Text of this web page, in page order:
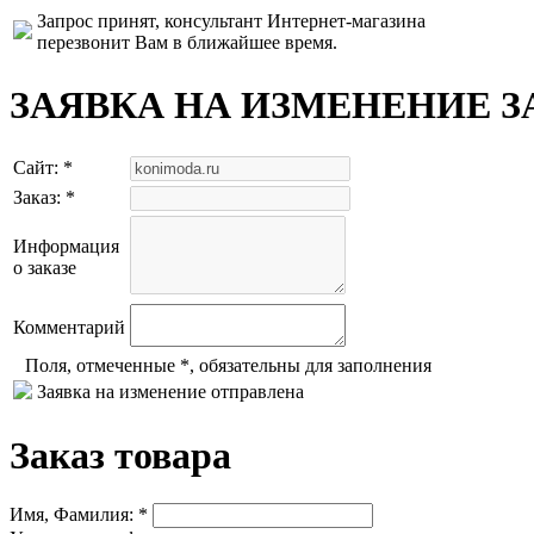
Запрос принят, консультант Интернет-магазина
перезвонит Вам в ближайшее время.
ЗАЯВКА НА ИЗМЕНЕНИЕ
Сайт: *
Заказ: *
Информация
о заказе
Комментарий
Поля, отмеченные *, обязательны для заполнения
Заявка на изменение отправлена
Заказ товара
Имя, Фамилия: *